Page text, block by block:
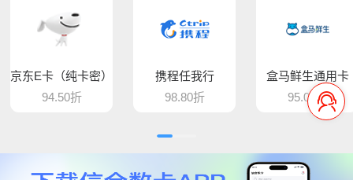
平台新增百商一卡通，销卡较快，欢迎提交！
您好，肯德基现在是秒处理，欢迎大家来提交
平台新增汇元超礼卡、汇元通品卡、骏卡顺景卡、智选一卡通、销卡较快，欢迎提交！
骏卡汇金卡，欢迎提交
京东E卡（纯卡密）
94.50折
携程任我行
98.80折
盒马鲜生通用卡
95.00折